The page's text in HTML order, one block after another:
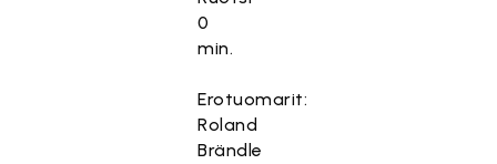
0
min.
Erotuomarit:
Roland
Brändle